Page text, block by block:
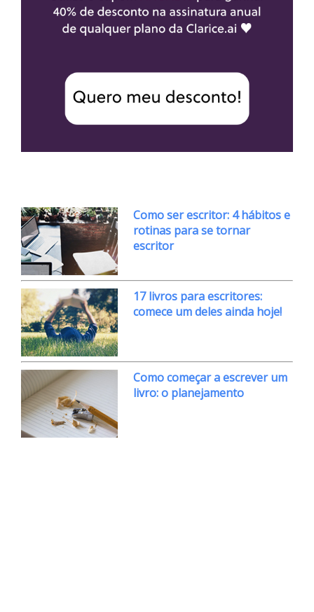
Como ser escritor: 4 hábitos e
rotinas para se tornar
escritor
17 livros para escritores:
comece um deles ainda hoje!
Como começar a escrever um
livro: o planejamento